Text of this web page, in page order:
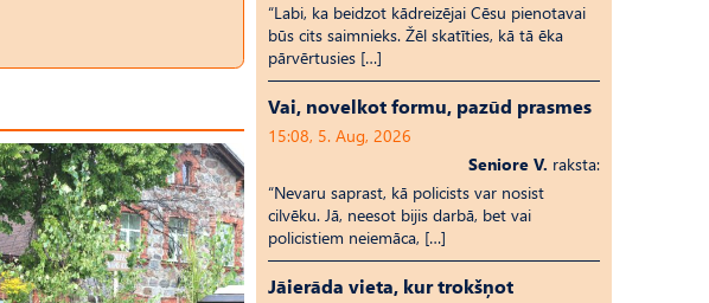
“Labi, ka beidzot kādreizējai Cēsu pienotavai
būs cits saimnieks. Žēl skatīties, kā tā ēka
pārvērtusies […]
Vai, novelkot formu, pazūd prasmes
15:08, 5. Aug, 2026
Seniore V. raksta:
“Nevaru saprast, kā policists var nosist
cilvēku. Jā, neesot bijis darbā, bet vai
policistiem neiemāca, […]
Jāierāda vieta, kur trokšņot